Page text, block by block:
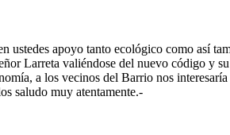
ustedes apoyo tanto ecológico como así
Larreta valiéndose del nuevo código y
a los vecinos del Barrio nos
saludo muy atentamente.-